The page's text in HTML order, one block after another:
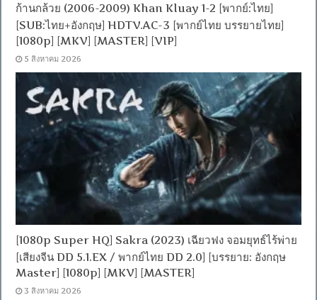
ก้านกล้วย (2006-2009) Khan Kluay 1-2 [พากย์:ไทย]
[SUB:ไทย+อังกฤษ] HDTV.AC-3 [พากย์ไทย บรรยายไทย]
[1080p] [MKV] [MASTER] [VIP]
5 สิงหาคม 2026
[1080p Super HQ] Sakra (2023) เฉียวฟง จอมยุทธ์ไร้พ่าย
[เสียงจีน DD 5.1.EX / พากย์ไทย DD 2.0] [บรรยาย: อังกฤษ
Master] [1080p] [MKV] [MASTER]
3 สิงหาคม 2026